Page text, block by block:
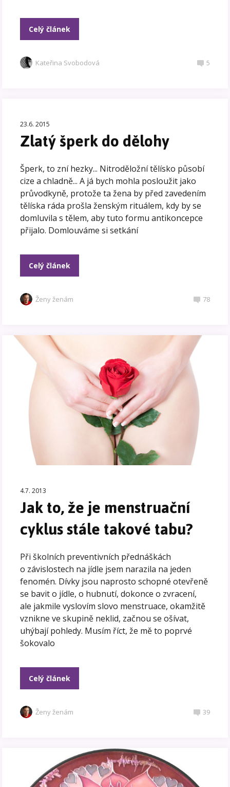
Celý článek
Kateřina Svobodová 5
23.6. 2015
Zlatý šperk do dělohy
Šperk, to zní hezky... Nitroděložní tělísko působí
cize a chladně... A já bych mohla posloužit jako
průvodkyně, protože ta žena by před zavedením
tělíska ráda prošla ženským rituálem, kdy by se
domluvila s tělem, aby tuto formu antikoncepce
přijalo. Domlouváme si setkání
Celý článek
Ženy ženám 78
4.7. 2013
Jak to, že je menstruační
cyklus stále takové tabu?
Při školních preventivních přednáškách
o závislostech na jídle jsem narazila na jeden
fenomén. Dívky jsou naprosto schopné otevřeně
se bavit o jídle, o hubnutí, dokonce o zvracení,
ale jakmile vyslovím slovo menstruace, okamžitě
vznikne ve skupině neklid, začnou se ošívat,
uhýbají pohledy. Musím říct, že mě to poprvé
šokovalo
Celý článek
Ženy ženám 39